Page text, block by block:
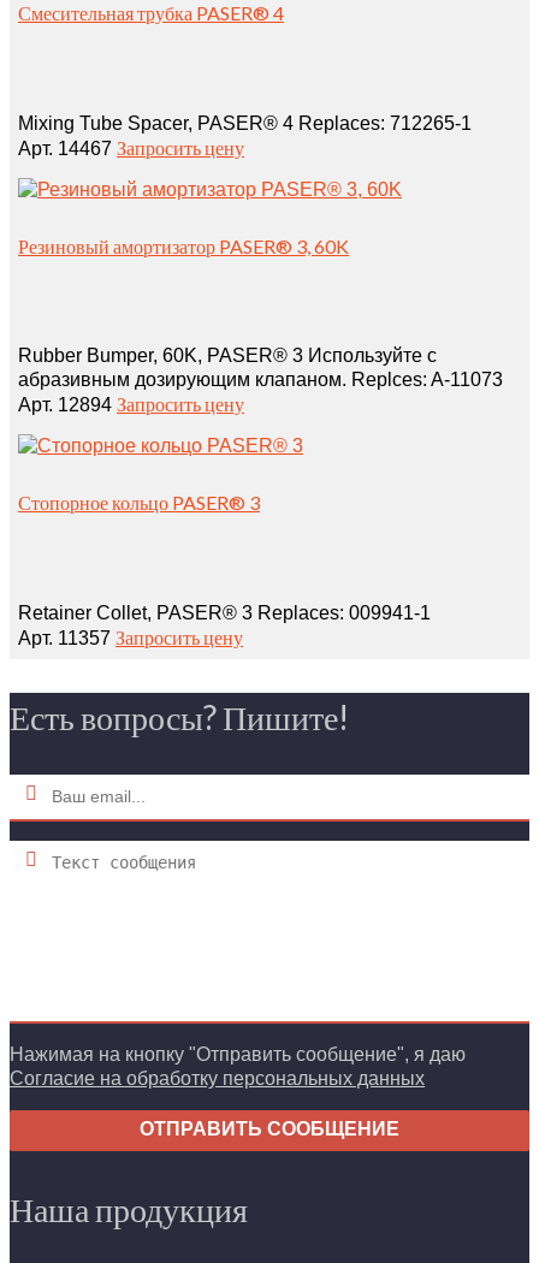
Смесительная трубка PASER® 4
Mixing Tube Spacer, PASER® 4 Replaces: 712265‑1
Арт. 14467 Запросить цену
Резиновый амортизатор PASER® 3, 60K
Rubber Bumper, 60K, PASER® 3 Используйте с
абразивным дозирующим клапаном. Replces: A‑11073
Арт. 12894 Запросить цену
Стопорное кольцо PASER® 3
Retainer Collet, PASER® 3 Replaces: 009941‑1
Арт. 11357 Запросить цену
Есть вопросы? Пишите!
Нажимая на кнопку "Отправить сообщение", я даю
Согласие на обработку персональных данных
ОТПРАВИТЬ СООБЩЕНИЕ
Наша продукция